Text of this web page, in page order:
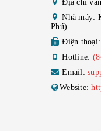
Địa chỉ
Nhà máy:
Phú)
Điện
Hotline:
Email:
Website: